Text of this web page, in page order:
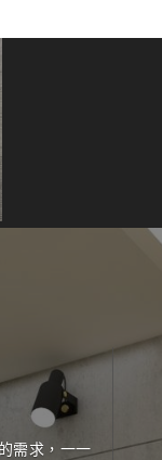
需求，一一